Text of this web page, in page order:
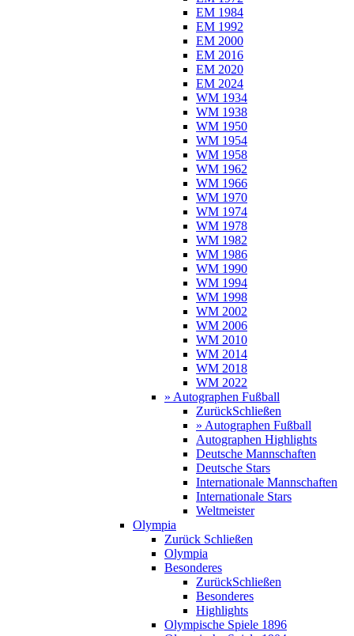
EM 1984
EM 1992
EM 2000
EM 2016
EM 2020
EM 2024
WM 1934
WM 1938
WM 1950
WM 1954
WM 1958
WM 1962
WM 1966
WM 1970
WM 1974
WM 1978
WM 1982
WM 1986
WM 1990
WM 1994
WM 1998
WM 2002
WM 2006
WM 2010
WM 2014
WM 2018
WM 2022
» Autographen Fußball
ZurückSchließen
» Autographen Fußball
Autographen Highlights
Deutsche Mannschaften
Deutsche Stars
Internationale Mannschaften
Internationale Stars
Weltmeister
Olympia
Zurück Schließen
Olympia
Besonderes
ZurückSchließen
Besonderes
Highlights
Olympische Spiele 1896